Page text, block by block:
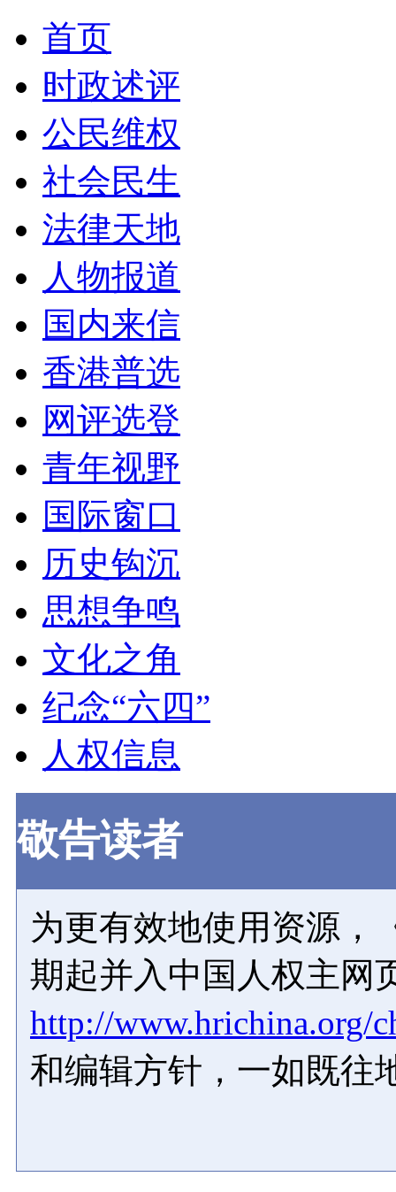
首页
时政述评
公民维权
社会民生
法律天地
人物报道
国内来信
香港普选
网评选登
青年视野
国际窗口
历史钩沉
思想争鸣
文化之角
纪念“六四”
人权信息
敬告读者
为更有效地使用资源，
期起并入中国人权主网
http://www.hrichina.org/
和编辑方针，一如既往